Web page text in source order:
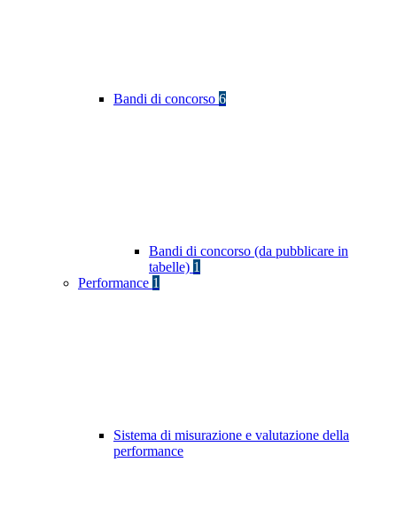
Bandi di concorso 6
Bandi di concorso (da pubblicare in
tabelle) 1
Performance 1
Sistema di misurazione e valutazione della
performance